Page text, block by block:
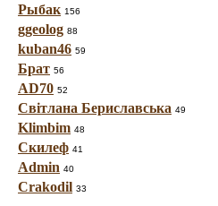
Рыбак 156
ggeolog 88
kuban46 59
Брат 56
AD70 52
Світлана Бериславська 49
Klimbim 48
Скилеф 41
Admin 40
Crakodil 33